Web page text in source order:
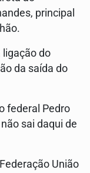
principal
ligação do
da saída do
federal Pedro
sai daqui de
União